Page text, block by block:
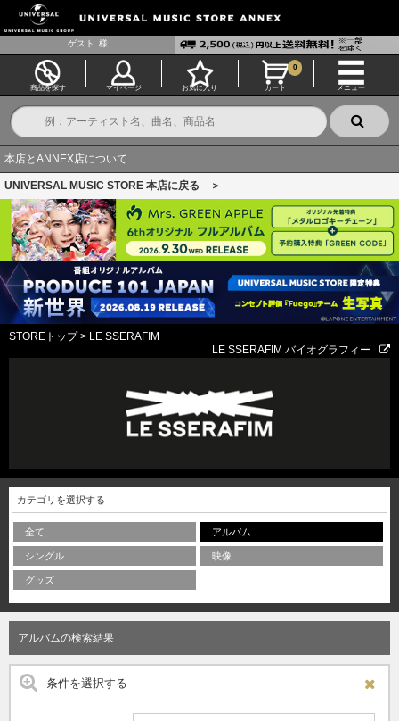
ゲスト 様
商品を探す マイページ お気に入り カート
0
メニュー
本店とANNEX店について
UNIVERSAL MUSIC STORE 本店に戻る ＞
STOREトップ> LE SSERAFIM
LE SSERAFIM バイオグラフィー
カテゴリを選択する
全て アルバム
シングル 映像
グッズ
アルバムの検索結果
条件を選択する